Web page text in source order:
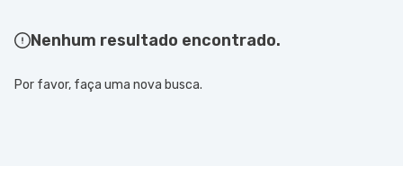
Nenhum resultado encontrado.
Por favor, faça uma nova busca.